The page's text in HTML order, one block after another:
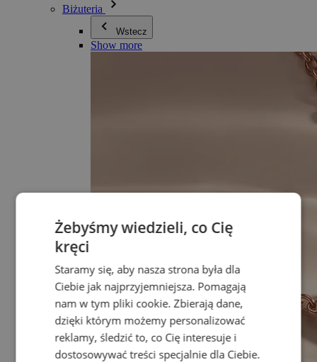
Biżuteria
Wstecz
Show more
Żebyśmy wiedzieli, co Cię
kręci
Staramy się, aby nasza strona była dla
Ciebie jak najprzyjemniejsza. Pomagają
nam w tym pliki cookie. Zbierają dane,
dzięki którym możemy personalizować
reklamy, śledzić to, co Cię interesuje i
dostosowywać treści specjalnie dla Ciebie.